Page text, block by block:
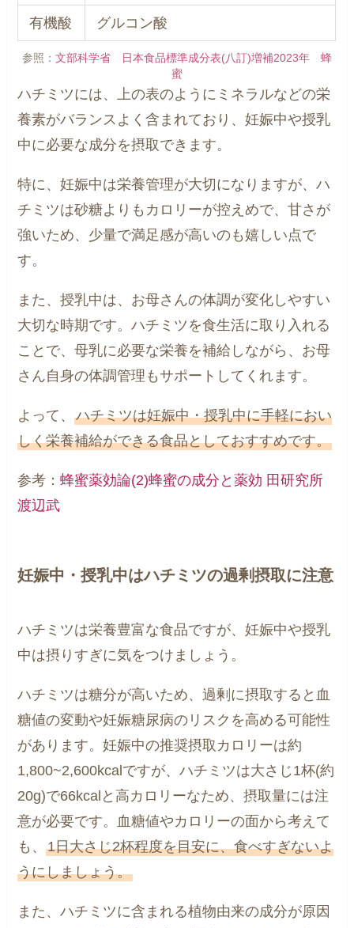
有機酸 グルコン酸
参照： 文部科学省 日本食品標準成分表(八訂)増補2023年 蜂
蜜
ハチミツには、上の表のようにミネラルなどの栄
養素がバランスよく含まれており、妊娠中や授乳
中に必要な成分を摂取できます。
特に、妊娠中は栄養管理が大切になりますが、ハ
チミツは砂糖よりもカロリーが控えめで、甘さが
強いため、少量で満足感が高いのも嬉しい点で
す。
また、授乳中は、お母さんの体調が変化しやすい
大切な時期です。ハチミツを食生活に取り入れる
ことで、母乳に必要な栄養を補給しながら、お母
さん自身の体調管理もサポートしてくれます。
よって、ハチミツは妊娠中・授乳中に手軽におい
しく栄養補給ができる食品としておすすめです。
参考：蜂蜜薬効論(2)蜂蜜の成分と薬効 田研究所
渡辺武
妊娠中・授乳中はハチミツの過剰摂取に注意
ハチミツは栄養豊富な食品ですが、妊娠中や授乳
中は摂りすぎに気をつけましょう。
ハチミツは糖分が高いため、過剰に摂取すると血
糖値の変動や妊娠糖尿病のリスクを高める可能性
があります。妊娠中の推奨摂取カロリーは約
1,800~2,600kcalですが、ハチミツは大さじ1杯(約
20g)で66kcalと高カロリーなため、摂取量には注
意が必要です。血糖値やカロリーの面から考えて
も、1日大さじ2杯程度を目安に、食べすぎないよ
うにしましょう。
また、ハチミツに含まれる植物由来の成分が原因